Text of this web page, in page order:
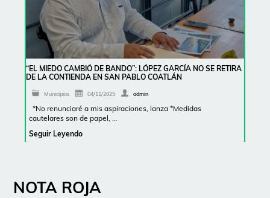
“EL MIEDO CAMBIÓ DE BANDO”: LÓPEZ GARCÍA NO SE RETIRA
DE LA CONTIENDA EN SAN PABLO COATLÁN
Municipios 04/11/2025 admin
*No renunciaré a mis aspiraciones, lanza *Medidas
cautelares son de papel, …
Seguir Leyendo
NOTA ROJA